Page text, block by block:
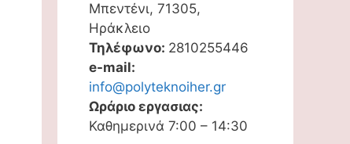
Μπεντένι, 71305,
Ηράκλειο
Τηλέφωνο: 2810255446
e-mail:
info@polyteknoiher.gr
Ωράριο εργασιας:
Καθημερινά 7:00 – 14:30